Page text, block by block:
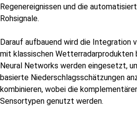
Regenereignissen und die
Rohsignale.
Darauf aufbauend wird die Integration
mit klassischen Wetterradarprodukten
Neural Networks werden eingesetzt,
basierte Niederschlagsschätzungen
kombinieren, wobei die
Sensortypen genutzt werden.